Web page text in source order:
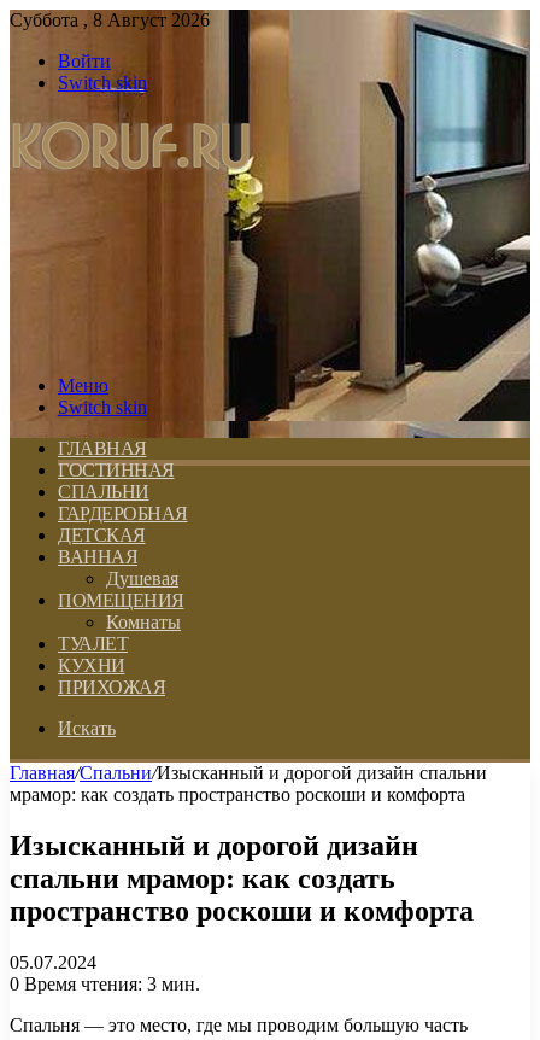
Суббота , 8 Август 2026
Войти
Switch skin
Меню
Switch skin
ГЛАВНАЯ
ГОСТИННАЯ
СПАЛЬНИ
ГАРДЕРОБНАЯ
ДЕТСКАЯ
ВАННАЯ
Душевая
ПОМЕЩЕНИЯ
Комнаты
ТУАЛЕТ
КУХНИ
ПРИХОЖАЯ
Искать
Главная/Спальни/Изысканный и дорогой дизайн спальни
мрамор: как создать пространство роскоши и комфорта
Изысканный и дорогой дизайн
спальни мрамор: как создать
пространство роскоши и комфорта
05.07.2024
0 Время чтения: 3 мин.
Спальня — это место, где мы проводим большую часть